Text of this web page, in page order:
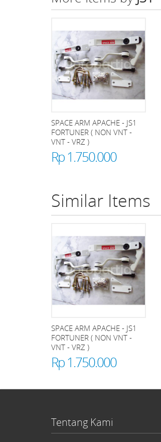
SPACE ARM APACHE - JS1
FORTUNER ( NON VNT -
VNT - VRZ )
Rp 1.750.000
Similar Items
SPACE ARM APACHE - JS1
FORTUNER ( NON VNT -
VNT - VRZ )
Rp 1.750.000
Tentang Kami